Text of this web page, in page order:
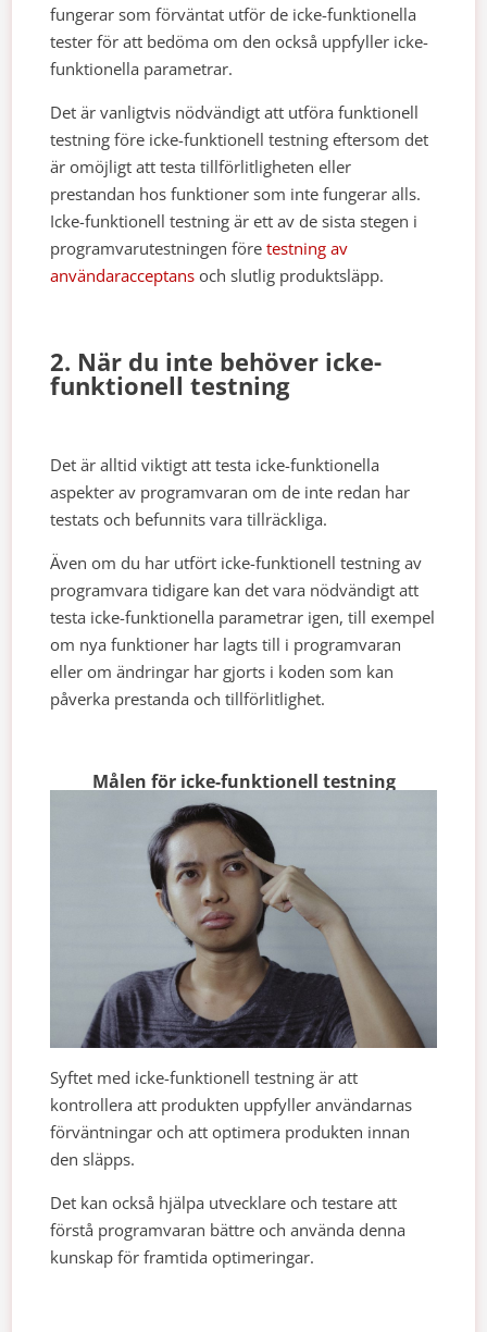
fungerar som förväntat utför de icke-funktionella
tester för att bedöma om den också uppfyller icke-
funktionella parametrar.
Det är vanligtvis nödvändigt att utföra funktionell
testning före icke-funktionell testning eftersom det
är omöjligt att testa tillförlitligheten eller
prestandan hos funktioner som inte fungerar alls.
Icke-funktionell testning är ett av de sista stegen i
programvarutestningen företestning av
användaracceptans och slutlig produktsläpp.
2. När du inte behöver icke-
funktionell testning
Det är alltid viktigt att testa icke-funktionella
aspekter av programvaran om de inte redan har
testats och befunnits vara tillräckliga.
Även om du har utfört icke-funktionell testning av
programvara tidigare kan det vara nödvändigt att
testa icke-funktionella parametrar igen, till exempel
om nya funktioner har lagts till i programvaran
eller om ändringar har gjorts i koden som kan
påverka prestanda och tillförlitlighet.
Målen för icke-funktionell testning
Syftet med icke-funktionell testning är att
kontrollera att produkten uppfyller användarnas
förväntningar och att optimera produkten innan
den släpps.
Det kan också hjälpa utvecklare och testare att
förstå programvaran bättre och använda denna
kunskap för framtida optimeringar.